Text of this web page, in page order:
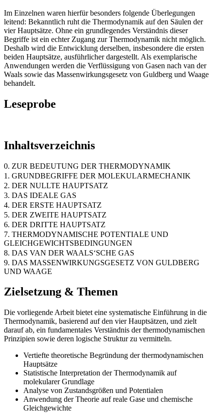
Im Einzelnen waren hierfür besonders folgende Überlegungen
leitend: Bekanntlich ruht die Thermodynamik auf den Säulen der
vier Hauptsätze. Ohne ein grundlegendes Verständnis dieser
Begriffe ist ein echter Zugang zur Thermodynamik nicht möglich.
Deshalb wird die Entwicklung derselben, insbesondere die ersten
beiden Hauptsätze, ausführlicher dargestellt. Als exemplarische
Anwendungen werden die Verflüssigung von Gasen nach van der
Waals sowie das Massenwirkungsgesetz von Guldberg und Waage
behandelt.
Leseprobe
Inhaltsverzeichnis
0. ZUR BEDEUTUNG DER THERMODYNAMIK
1. GRUNDBEGRIFFE DER MOLEKULARMECHANIK
2. DER NULLTE HAUPTSATZ
3. DAS IDEALE GAS
4. DER ERSTE HAUPTSATZ
5. DER ZWEITE HAUPTSATZ
6. DER DRITTE HAUPTSATZ
7. THERMODYNAMISCHE POTENTIALE UND
GLEICHGEWICHTSBEDINGUNGEN
8. DAS VAN DER WAALS‘SCHE GAS
9. DAS MASSENWIRKUNGSGESETZ VON GULDBERG
UND WAAGE
Zielsetzung & Themen
Die vorliegende Arbeit bietet eine systematische Einführung in die
Thermodynamik, basierend auf den vier Hauptsätzen, und zielt
darauf ab, ein fundamentales Verständnis der thermodynamischen
Prinzipien sowie deren logische Struktur zu vermitteln.
Vertiefte theoretische Begründung der thermodynamischen
Hauptsätze
Statistische Interpretation der Thermodynamik auf
molekularer Grundlage
Analyse von Zustandsgrößen und Potentialen
Anwendung der Theorie auf reale Gase und chemische
Gleichgewichte